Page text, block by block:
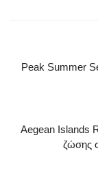
Peak Summer
Aegean Islands
ζώσης